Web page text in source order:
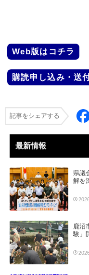
Web版はコチラ
購読申し込み・送
記事をシェアする
最新情報
県議
解を
鹿沼
験」